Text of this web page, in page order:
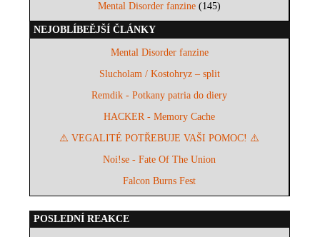
Mental Disorder fanzine (145)
NEJOBLÍBEĚJŠÍ ČLÁNKY
Mental Disorder fanzine
Slucholam / Kostohryz – split
Remdik - Potkany patria do diery
HACKER - Memory Cache
⚠️ VEGALITÉ POTŘEBUJE VAŠI POMOC! ⚠️
Noi!se - Fate Of The Union
Falcon Burns Fest
POSLEDNÍ REAKCE